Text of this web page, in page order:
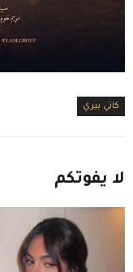
كاتي بيري
لا يفوتكم